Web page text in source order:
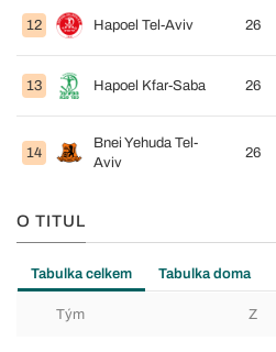
12 Hapoel Tel-Aviv 26
13 Hapoel Kfar-Saba 26
14
Bnei Yehuda Tel-
Aviv
26
O TITUL
Tabulka celkem Tabulka doma
Tým Z